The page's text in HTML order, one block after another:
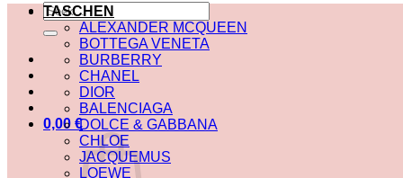
Suche
nach:
0,00 €
TASCHEN
ALEXANDER MCQUEEN
BOTTEGA VENETA
BURBERRY
CHANEL
DIOR
BALENCIAGA
DOLCE & GABBANA
CHLOE
JACQUEMUS
LOEWE